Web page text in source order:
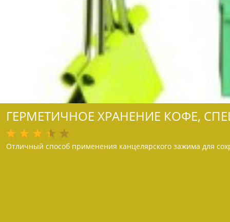
ГЕРМЕТИЧНОЕ ХРАНЕНИЕ КОФЕ,
Отличный способ применения канцелярского зажима для